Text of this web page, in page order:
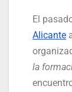
El
Alicante
la